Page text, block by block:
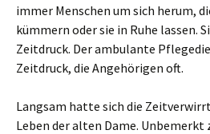
immer Menschen um sich herum,
kümmern oder sie in Ruhe lassen.
Zeitdruck. Der ambulante
Zeitdruck, die Angehörigen oft.
Langsam hatte sich die
Leben der alten Dame. Unbemerkt